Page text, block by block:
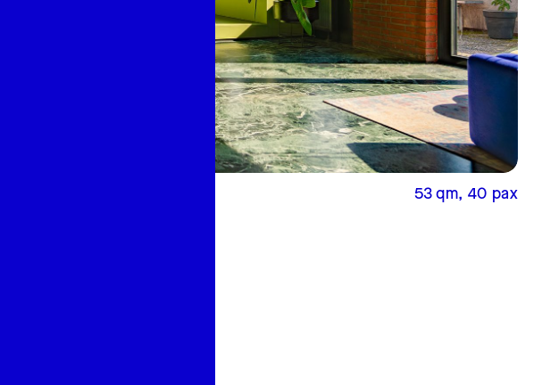
53 qm, 40 pax